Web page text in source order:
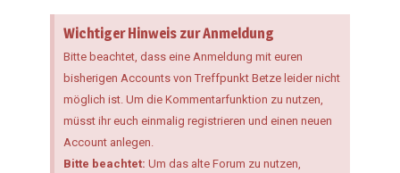
Wichtiger Hinweis zur Anmeldung
Bitte beachtet, dass eine Anmeldung mit euren
bisherigen Accounts von Treffpunkt Betze leider nicht
möglich ist. Um die Kommentarfunktion zu nutzen,
müsst ihr euch einmalig registrieren und einen neuen
Account anlegen.
Bitte beachtet: Um das alte Forum zu nutzen,